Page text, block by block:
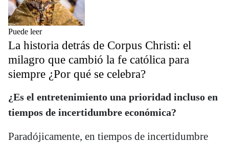
Puede leer
La historia detrás de Corpus Christi: el
milagro que cambió la fe católica para
siempre ¿Por qué se celebra?
¿Es el entretenimiento una prioridad incluso en
tiempos de incertidumbre económica?
Paradójicamente, en tiempos de incertidumbre